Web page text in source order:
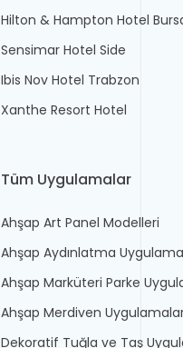
Hilton & Hampton Hotel
Sensimar Hotel Side
Ibis Nov Hotel Trabzon
Xanthe Resort Hotel
Tüm Uygulamalar
Ahşap Art Panel Modelleri
Ahşap Aydınlatma
Ahşap Marküteri Parke
Ahşap Merdiven
Dekoratif Tuğla ve Taş